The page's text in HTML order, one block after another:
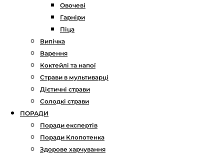
Овочеві
Гарніри
Піца
Випічка
Варення
Коктейлі та напої
Страви в мультиварці
Дієтичні страви
Солодкі страви
ПОРАДИ
Поради експертів
Поради Клопотенка
Здорове харчування